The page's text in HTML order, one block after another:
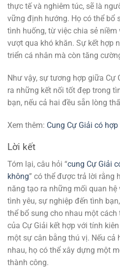
thực tế và nghiêm túc, sẽ là
vững định hướng. Họ có thể bổ
tình huống, từ việc chia sẻ
vượt qua khó khăn. Sự kết hợp
triển cá nhân mà còn tăng
Như vậy, sự tương hợp giữa Cự
ra những kết nối tốt đẹp trong
bạn, nếu cả hai đều sẵn lòng
Xem thêm: Cung Cự Giải có
Lời kết
Tóm lại, câu hỏi “cung Cự Giải
không” có thể được trả lời rằng
năng tạo ra những mối quan
tình yêu, sự nghiệp đến tình
thể bổ sung cho nhau một
của Cự Giải kết hợp với tính
một sự cân bằng thú vị. Nếu cả
nhau, họ có thể xây dựng một
thành công.